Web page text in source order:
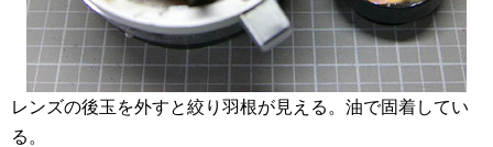
レンズの後玉を外すと絞り羽根が見える。油で固着してい
る。